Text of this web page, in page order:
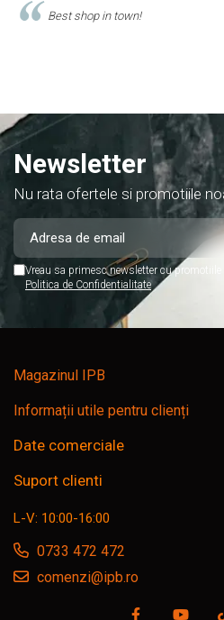
Comand produse de papetarie
Newsletter
Nu rata ofertele si promotiile
Vreau sa primesc newsletter cu
Politica de Confidentialitate
Magazinul IPB
Informații utile pentru clienți
Date comerciale
Suport clienti
L-V: 10:00-16:00
0733 472 472
comenzi@ipb.ro